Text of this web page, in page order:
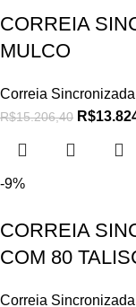
CORREIA
MULCO
Correia Sincronizada
R$15.206,40 R$
-9%
CORREIA
COM 80
Correia Sincronizada